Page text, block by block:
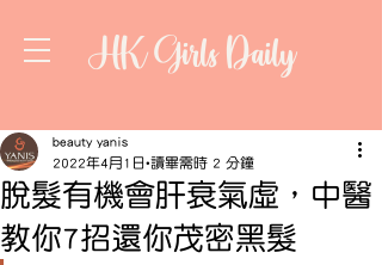
HK Girls Daily
脫髮有機會肝衰氣虛，中醫
教你7招還你茂密黑髮
beauty yanis
2022年4月1日 讀畢需時 2 分鐘